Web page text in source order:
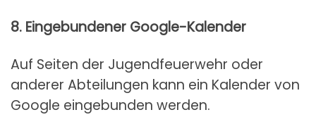
8. Eingebundener Google-Kalender
Auf Seiten der Jugendfeuerwehr oder
anderer Abteilungen kann ein Kalender von
Google eingebunden werden.